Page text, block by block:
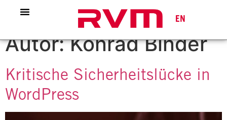
EN
Autor:Konrad Binder
Kritische Sicherheitslücke in
WordPress